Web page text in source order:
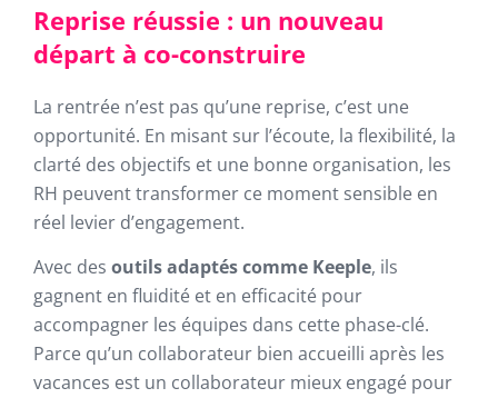
Reprise réussie : un nouveau
départ à co-construire
La rentrée n’est pas qu’une reprise, c’est une
opportunité. En misant sur l’écoute, la flexibilité, la
clarté des objectifs et une bonne organisation, les
RH peuvent transformer ce moment sensible en
réel levier d’engagement.
Avec des outils adaptés comme Keeple, ils
gagnent en fluidité et en efficacité pour
accompagner les équipes dans cette phase-clé.
Parce qu’un collaborateur bien accueilli après les
vacances est un collaborateur mieux engagé pour